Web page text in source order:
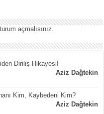
açmalısınız
Diriliş Hikayesi!
Aziz Dağtekin
Kim, Kaybedeni Kim?
Aziz Dağtekin